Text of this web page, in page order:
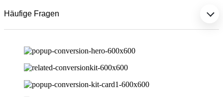
Häufige Fragen